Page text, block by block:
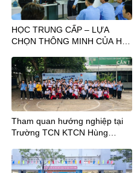
HỌC TRUNG CẤP – LỰA
CHỌN THÔNG MINH CỦA HS
Tham quan hướng nghiệp tại
Trường TCN KTCN Hùng
THCS Chu Văn An và THCS
Hậu Giang